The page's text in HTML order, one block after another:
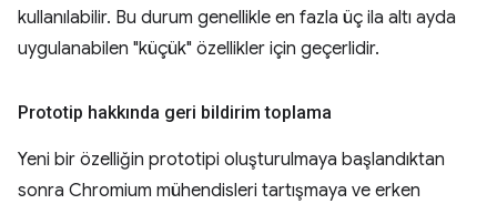
kullanılabilir. Bu durum genellikle en fazla üç ila altı ayda
uygulanabilen "küçük" özellikler için geçerlidir.
Prototip hakkında geri bildirim toplama
Yeni bir özelliğin prototipi oluşturulmaya başlandıktan
sonra Chromium mühendisleri tartışmaya ve erken